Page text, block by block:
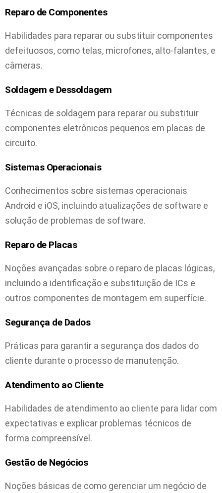
Reparo de Componentes
Habilidades para reparar ou substituir componentes
defeituosos, como telas, microfones, alto-falantes, e
câmeras.
Soldagem e Dessoldagem
Técnicas de soldagem para reparar ou substituir
componentes eletrônicos pequenos em placas de
circuito.
Sistemas Operacionais
Conhecimentos sobre sistemas operacionais
Android e iOS, incluindo atualizações de software e
solução de problemas de software.
Reparo de Placas
Noções avançadas sobre o reparo de placas lógicas,
incluindo a identificação e substituição de ICs e
outros componentes de montagem em superfície.
Segurança de Dados
Práticas para garantir a segurança dos dados do
cliente durante o processo de manutenção.
Atendimento ao Cliente
Habilidades de atendimento ao cliente para lidar com
expectativas e explicar problemas técnicos de
forma compreensível.
Gestão de Negócios
Noções básicas de como gerenciar um negócio de